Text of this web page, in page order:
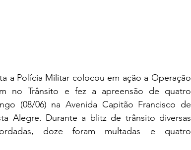
a Polícia Militar colocou em ação a Operação
no Trânsito e fez a apreensão de quatro
(08/06) na Avenida Capitão Francisco de
Alegre. Durante a blitz de trânsito diversas
doze foram multadas e quatro